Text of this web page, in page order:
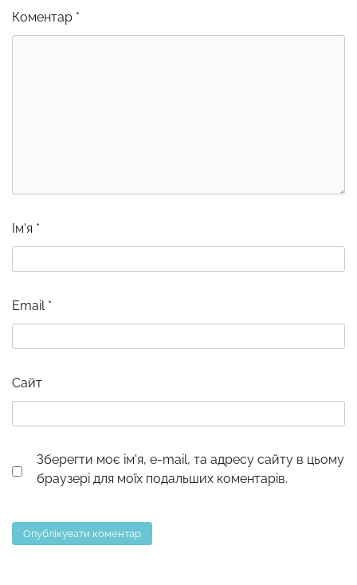
Коментар *
Ім'я *
Email *
Сайт
Зберегти моє ім'я, e-mail, та адресу сайту в цьому
браузері для моїх подальших коментарів.